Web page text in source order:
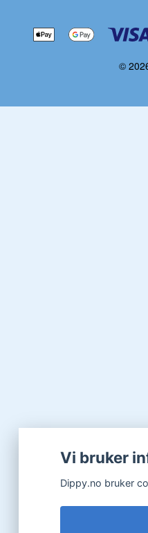
©
Vi bruker
Dippy.no bruker